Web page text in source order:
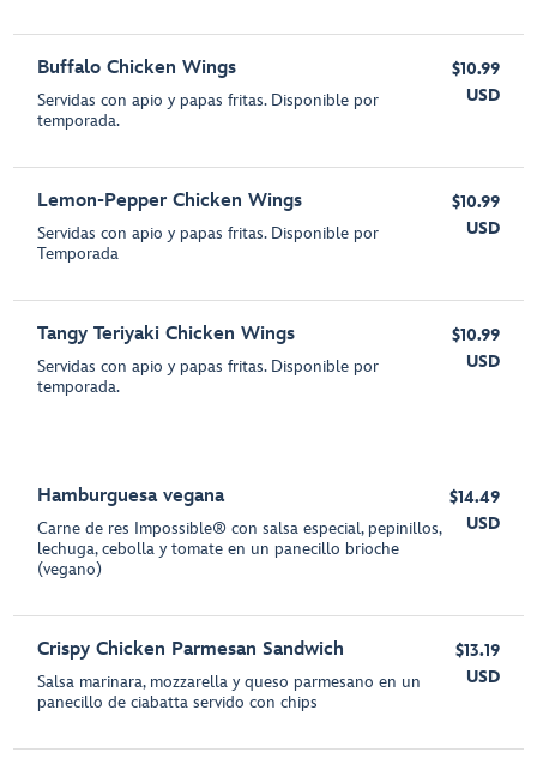
Buffalo Chicken Wings
Servidas con apio y papas fritas. Disponible por
temporada.
$10.99
USD
Lemon-Pepper Chicken Wings
Servidas con apio y papas fritas. Disponible por
Temporada
$10.99
USD
Tangy Teriyaki Chicken Wings
Servidas con apio y papas fritas. Disponible por
temporada.
$10.99
USD
Hamburguesa vegana
Carne de res Impossible® con salsa especial, pepinillos,
lechuga, cebolla y tomate en un panecillo brioche
(vegano)
$14.49
USD
Crispy Chicken Parmesan Sandwich
Salsa marinara, mozzarella y queso parmesano en un
panecillo de ciabatta servido con chips
$13.19
USD